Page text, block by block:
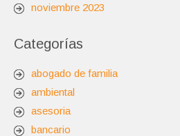
noviembre 2023
Categorías
abogado de familia
ambiental
asesoria
bancario